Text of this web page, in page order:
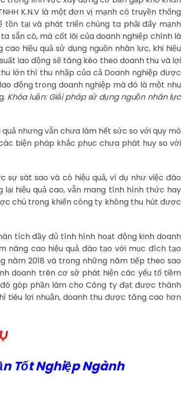
K.N.V là một đơn vị mạnh có truyền thống
tại và phát triển chúng ta phải đẩy mạnh
sẵn có, mà cốt lõi của doanh nghiệp chính là
hiệu quả sử dụng nguồn nhân lực, khi hiệu
lao động sẽ tăng kéo theo doanh thu và lợi
lớn thì thu nhập của cả Doanh nghiệp được
động trong doanh nghiệp mà đó là một nhu
Khóa luận: Giải pháp sử dụng nguồn nhân lực
nhưng vẫn chưa làm hết sức so với quy mô
biện pháp khắc phục chưa phát huy so với
sát sao và có hiệu quả, ví dụ như việc đào
hiệu quả cao, vẫn mang tính hình thức hay
chú trọng khiến công ty không thu hút được
tích đầy đủ tình hình hoạt động kinh doanh
nâng cao hiệu quả đào tạo với mục đích tạo
2018 và trong những năm tiếp theo sao
doanh trên cơ sở phát hiện các yếu tố tiềm
góp phần làm cho Công ty đạt được thành
tiêu lợi nhuận, doanh thu được tăng cao hơn
Tốt Nghiệp Ngành